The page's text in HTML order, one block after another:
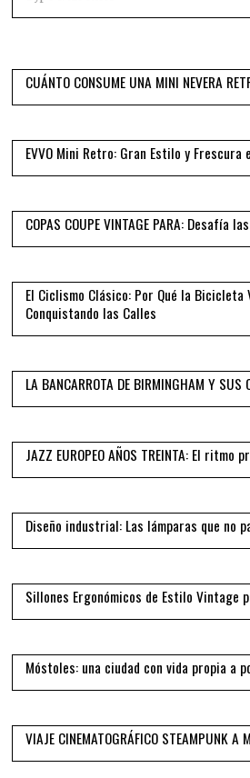
CUÁNTO CONSUME UNA MINI NEVERA
EVVO Mini Retro: Gran Estilo y Frescura
COPAS COUPE VINTAGE PARA: Desafía
El Ciclismo Clásico: Por Qué la Bicicleta
Conquistando las Calles
LA BANCARROTA DE BIRMINGHAM Y SUS
JAZZ EUROPEO AÑOS TREINTA: El ritmo
Diseño industrial: Las lámparas que no
Sillones Ergonómicos de Estilo Vintage
Móstoles: una ciudad con vida propia a
VIAJE CINEMATOGRÁFICO STEAMPUNK A